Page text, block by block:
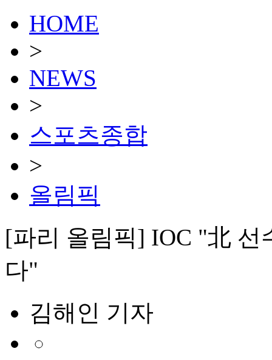
HOME
>
NEWS
>
스포츠종합
>
올림픽
[파리 올림픽] IOC "北 선
다"
김해인 기자